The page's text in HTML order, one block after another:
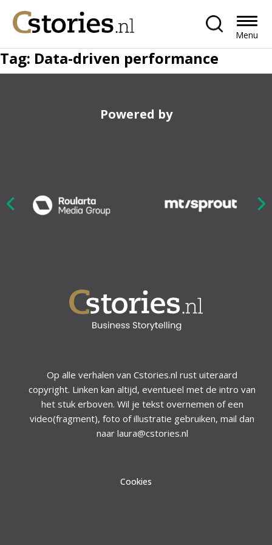
Menu
Tag: Data-driven performance
Powered by
Op alle verhalen van Cstories.nl rust uiteraard
copyright. Linken kan altijd, eventueel met de intro van
het stuk erboven. Wil je tekst overnemen of een
video(fragment), foto of illustratie gebruiken, mail dan
naar laura@cstories.nl
Cookies